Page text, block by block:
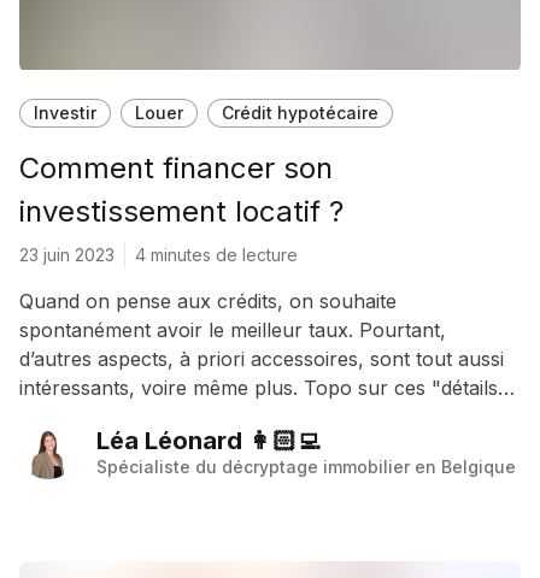
Investir Louer Crédit hypotécaire
Comment financer son
investissement locatif ?
23 juin 2023 4 minutes de lecture
Quand on pense aux crédits, on souhaite
spontanément avoir le meilleur taux. Pourtant,
d’autres aspects, à priori accessoires, sont tout aussi
intéressants, voire même plus. Topo sur ces "détails"
Léa Léonard 👩🏻‍💻
Spécialiste du décryptage immobilier en Belgique